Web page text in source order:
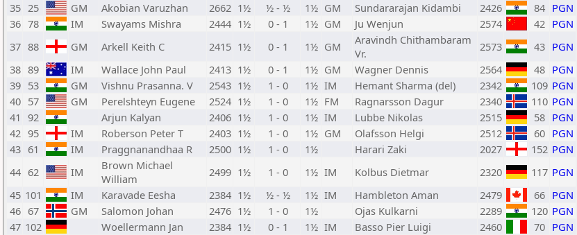
35 25 GM Akobian Varuzhan 2662 1½ ½ - ½ 1½ GM Sundararajan Kidambi 2426 84 PGN
36 78 IM Swayams Mishra 2444 1½ 0 - 1 1½ GM Ju Wenjun 2574 42 PGN
37 88 GM Arkell Keith C 2415 1½ 0 - 1 1½ GM
Aravindh Chithambaram
Vr.
2573 43 PGN
38 89 IM Wallace John Paul 2413 1½ 0 - 1 1½ GM Wagner Dennis 2564 48 PGN
39 53 GM Vishnu Prasanna. V 2543 1½ 1 - 0 1½ IM Hemant Sharma (del) 2342 109 PGN
40 57 GM Perelshteyn Eugene 2524 1½ 1 - 0 1½ FM Ragnarsson Dagur 2340 110 PGN
41 92 Arjun Kalyan 2406 1½ 1 - 0 1½ IM Lubbe Nikolas 2515 58 PGN
42 95 IM Roberson Peter T 2403 1½ 1 - 0 1½ GM Olafsson Helgi 2512 60 PGN
43 61 IM Praggnanandhaa R 2500 1½ 1 - 0 1½ Harari Zaki 2027 152 PGN
44 62 IM
Brown Michael
William
2499 1½ 1 - 0 1½ IM Kolbus Dietmar 2320 117 PGN
45 101 IM Karavade Eesha 2384 1½ ½ - ½ 1½ IM Hambleton Aman 2479 66 PGN
46 67 GM Salomon Johan 2476 1½ 1 - 0 1½ Ojas Kulkarni 2289 120 PGN
47 102 Woellermann Jan 2384 1½ 0 - 1 1½ IM Basso Pier Luigi 2460 70 PGN